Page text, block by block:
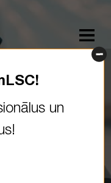
”cheat
Šodien
un